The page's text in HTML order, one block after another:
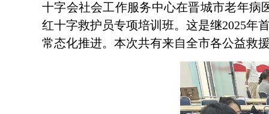
十字会社会工作服务中心在晋城市老年病
红十字救护员专项培训班。这是继2025年
常态化推进。本次共有来自全市各公益救